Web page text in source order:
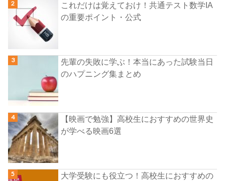
これだけは覚えておけ！共通テスト数学IA
の重要ポイント・公式
先輩の失敗に学ぶ！本当にあった試験当日
のハプニング集まとめ
【映画で勉強】高校生におすすめの世界史
が学べる映画6選
大学受験にも役立つ！高校生におすすめの